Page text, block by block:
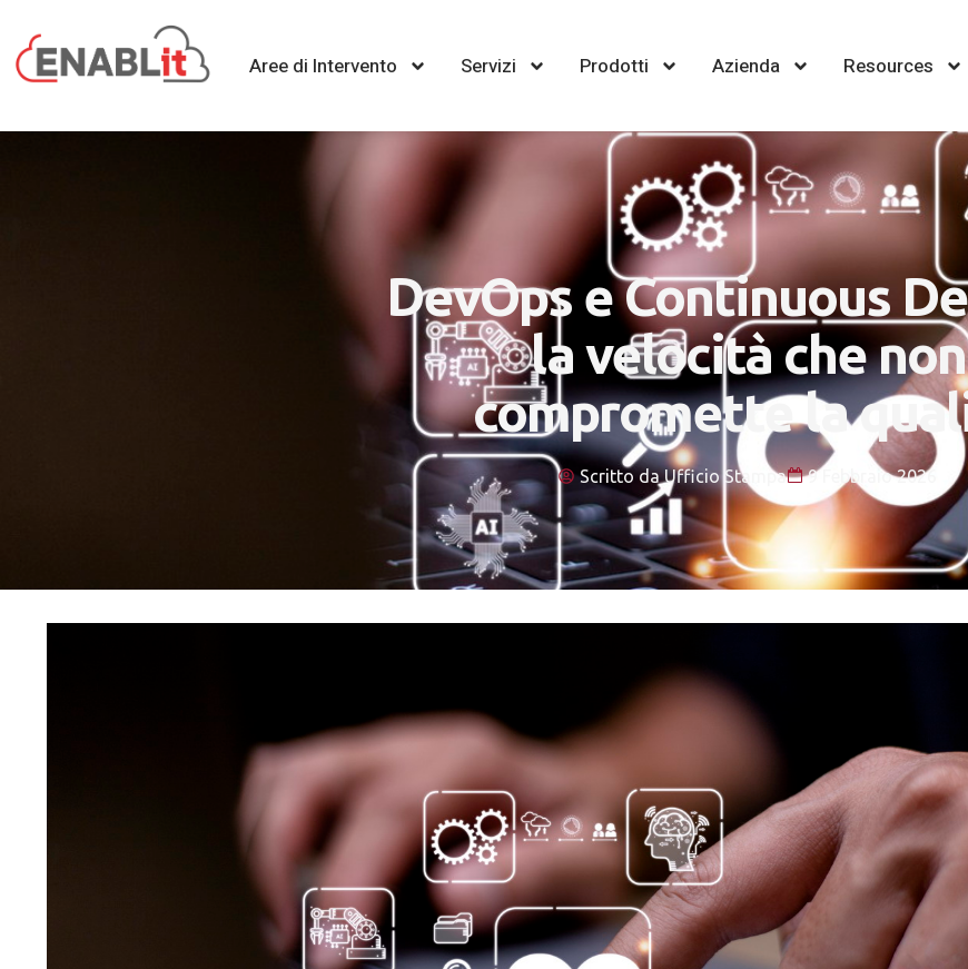
Aree di Intervento Servizi Prodotti Azienda Resources
DevOps e Continuous
la velocità che non
compromette la
Scritto daUfficio Stampa 9 Febbraio 2026